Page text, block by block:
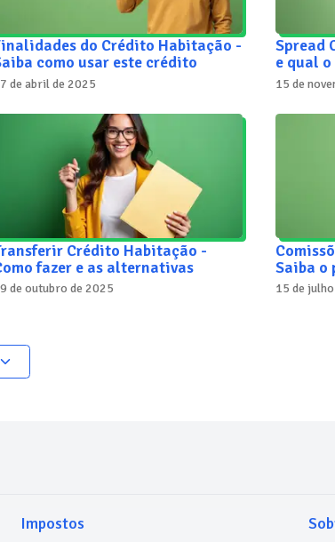
do Crédito Habitação -
como usar este crédito
de abril de 2025
Spread
e qual
15 de
Crédito Habitação -
fazer e as alternativas
de outubro de 2025
Saiba o
15 de
Impostos